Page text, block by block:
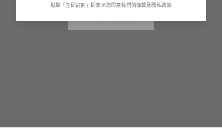
點擊「立即註冊」即表示您同意我們的條款及隱私政策